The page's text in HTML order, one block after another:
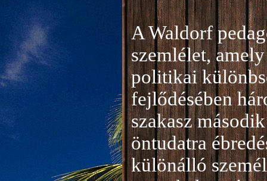
A Waldorf
szemlélet,
politikai
fejlődésében
szakasz
öntudatra
különálló